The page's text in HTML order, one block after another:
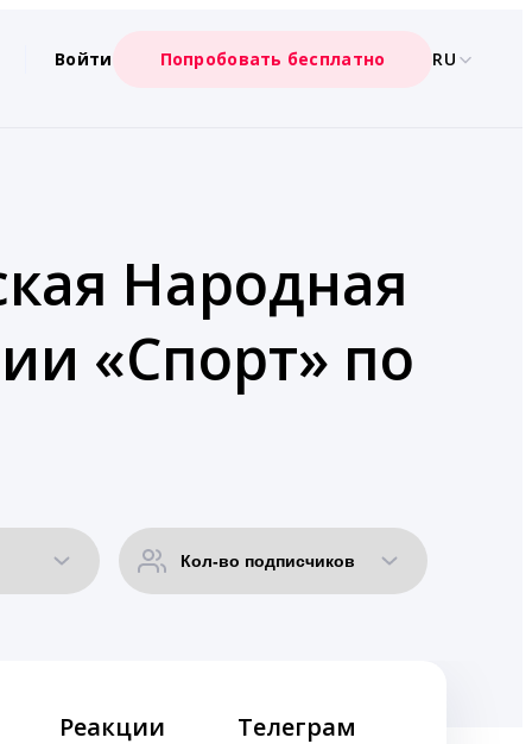
Войти Попробовать бесплатно RU
Народная
«Спорт» по
Реакции Телеграм